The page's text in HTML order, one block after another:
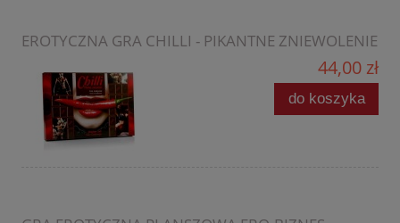
EROTYCZNA GRA CHILLI - PIKANTNE ZNIEWOLENIE
44,00 zł
do koszyka